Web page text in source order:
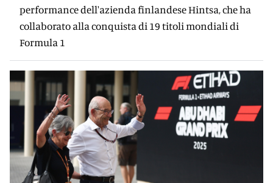
performance dell'azienda finlandese Hintsa, che ha
collaborato alla conquista di 19 titoli mondiali di
Formula 1